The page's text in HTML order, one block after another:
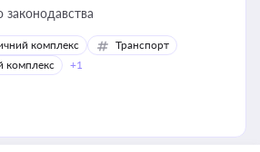
комплекс
Транспорт
комплекс
+1